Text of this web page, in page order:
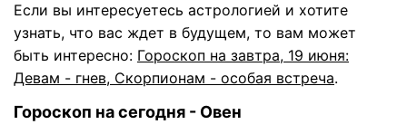
Если вы интересуетесь астрологией и хотите
узнать, что вас ждет в будущем, то вам может
быть интересно: Гороскоп на завтра, 19 июня:
Девам - гнев, Скорпионам - особая встреча.
Гороскоп на сегодня - Овен